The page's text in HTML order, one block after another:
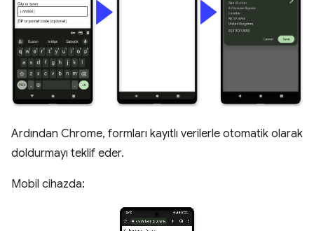
Ardından Chrome, formları kayıtlı verilerle otomatik olarak
doldurmayı teklif eder.
Mobil cihazda: